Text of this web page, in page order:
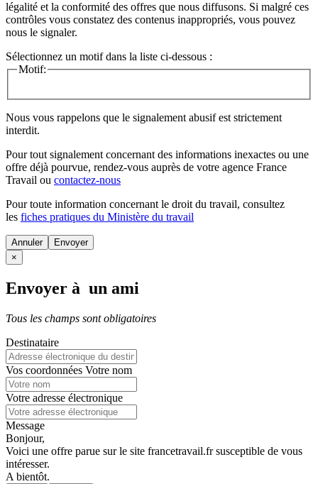
légalité et la conformité des offres que nous diffusons. Si malgré ces
contrôles vous constatez des contenus inappropriés, vous pouvez
nous le signaler.
Sélectionnez un motif dans la liste ci-dessous :
Motif:
Nous vous rappelons que le signalement abusif est strictement
interdit.
Pour tout signalement concernant des informations inexactes ou une
offre déjà pourvue, rendez-vous auprès de votre agence France
Travail ou contactez-nous
Pour toute information concernant le droit du travail, consultez
les fiches pratiques du Ministère du travail
Annuler
×
Envoyer à un ami
Tous les champs sont obligatoires
Destinataire
Vos coordonnées Votre nom
Votre adresse électronique
Message
Bonjour,
Voici une offre parue sur le site francetravail.fr susceptible de vous
intéresser.
A bientôt.